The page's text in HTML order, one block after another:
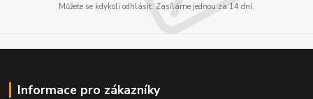
Můžete se kdykoli odhlásit. Zasíláme jednou za 14 dní.
Informace pro zákazníky